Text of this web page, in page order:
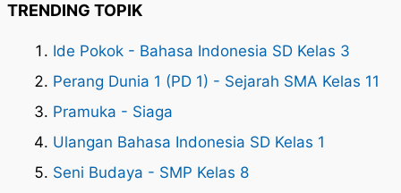
TRENDING TOPIK
Ide Pokok - Bahasa Indonesia SD Kelas 3
Perang Dunia 1 (PD 1) - Sejarah SMA Kelas 11
Pramuka - Siaga
Ulangan Bahasa Indonesia SD Kelas 1
Seni Budaya - SMP Kelas 8